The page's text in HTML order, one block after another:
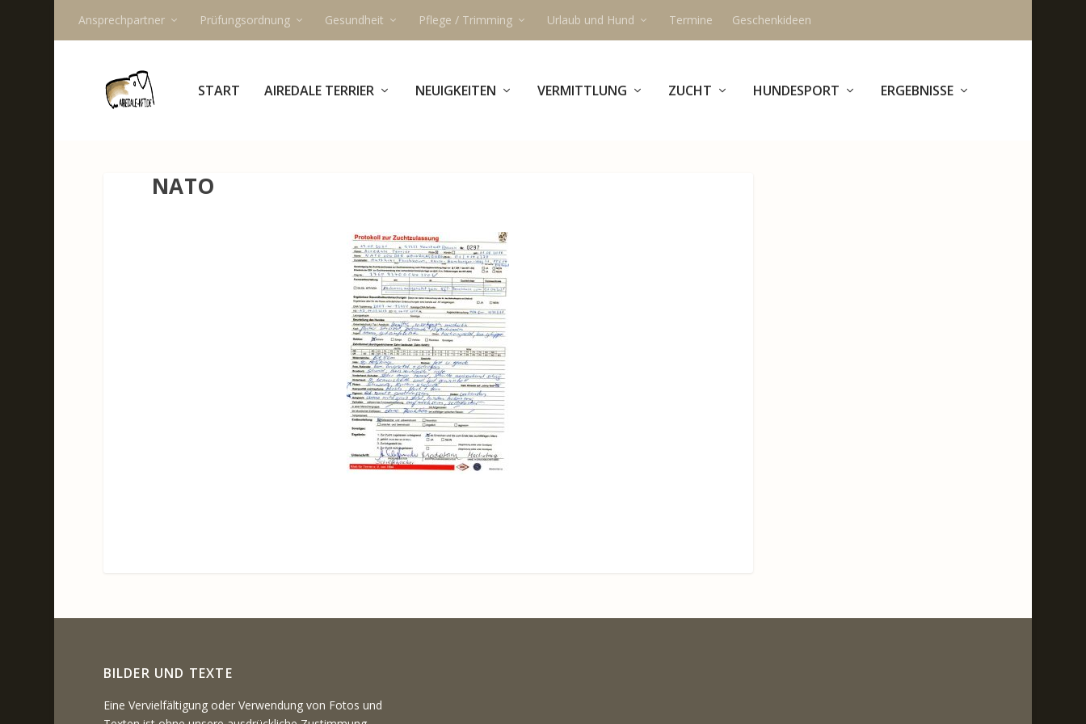
Ansprechpartner Prüfungsordnung Gesundheit Pflege / Trimming Urlaub und Hund Termine Geschenkideen
START AIREDALE TERRIER NEUIGKEITEN VERMITTLUNG ZUCHT HUNDESPORT ERGEBNISSE
NATO
BILDER UND TEXTE
Eine Vervielfältigung oder Verwendung von Fotos und